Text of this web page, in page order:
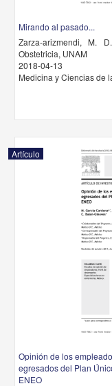
Mirando al pasado...
Zarza-arizmendi, M.
Obstetricia, UNAM
2018-04-13
Medicina y Ciencias de
Artículo
Opinión de los
egresados del Plan
ENEO